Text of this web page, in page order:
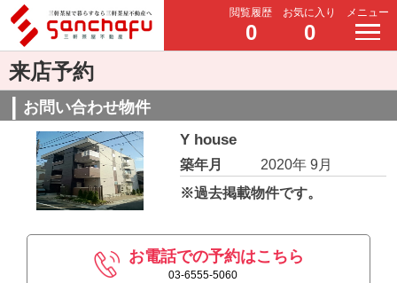
閲覧履歴
0
お気に入り
0
メニュー
来店予約
お問い合わせ物件
Y house
築年月
2020年 9月
※過去掲載物件です。
お電話での予約はこちら
03-6555-5060